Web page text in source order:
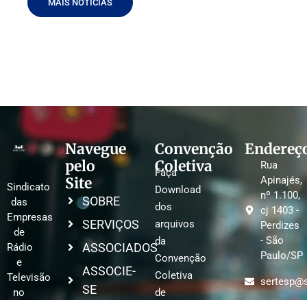
MAIS NOTÍCIAS
Sindicato
das
Empresas
de
Rádio
e
Televisão
no
Navegue
pelo
Site
SOBRE
SERVIÇOS
ASSOCIADOS
ASSOCIE-
SE
Convenção
Coletiva
Faça
Download
dos
arquivos
da
Convenção
Coletiva
de
Rua
Apinajés,
nº 1.100,
cj 1403 -
Perdizes
- São
Paulo/SP